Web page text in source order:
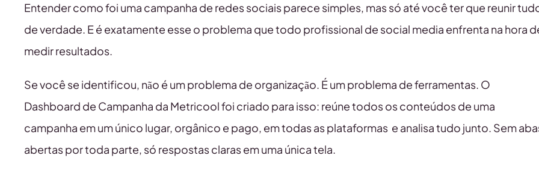
Entender como foi uma campanha de redes sociais parece simples, mas só até você ter que reunir
de verdade. E é exatamente esse o problema que todo profissional de social media enfrenta na hora
medir resultados.
Se você se identificou, não é um problema de organização. É um problema de ferramentas. O
Dashboard de Campanha da Metricool foi criado para isso: reúne todos os conteúdos de uma
campanha em um único lugar, orgânico e pago, em todas as plataformas e analisa tudo junto. Sem
abertas por toda parte, só respostas claras em uma única tela.